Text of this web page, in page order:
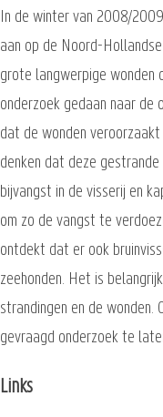
In de winter van 2008/
aan op de Noord-
grote langwerpige wonden
onderzoek gedaan naar de
dat de wonden
denken dat deze
bijvangst in de visserij en
om zo de vangst te
ontdekt dat er ook
zeehonden. Het is
strandingen en de wonden.
gevraagd onderzoek te
Links